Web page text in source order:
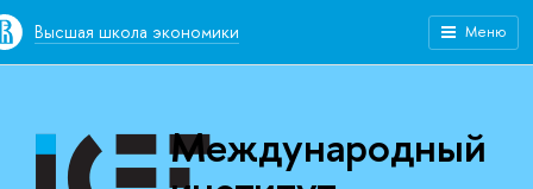
Высшая школа экономики Меню
Международный